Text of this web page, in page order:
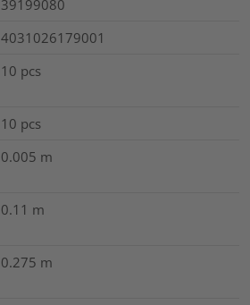
39199080
4031026179001
10 pcs
10 pcs
0.005 m
0.11 m
0.275 m